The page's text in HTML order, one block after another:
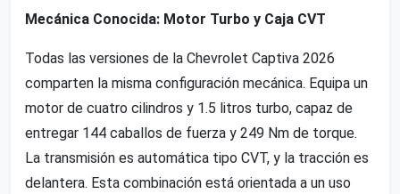
Mecánica Conocida: Motor Turbo y Caja CVT
Todas las versiones de la Chevrolet Captiva 2026
comparten la misma configuración mecánica. Equipa un
motor de cuatro cilindros y 1.5 litros turbo, capaz de
entregar 144 caballos de fuerza y 249 Nm de torque.
La transmisión es automática tipo CVT, y la tracción es
delantera. Esta combinación está orientada a un uso